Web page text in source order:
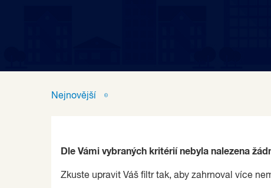
Nejnovější
Dle Vámi vybraných kritérií nebyla nalezena
Zkuste upravit Váš filtr tak, aby zahrnoval více